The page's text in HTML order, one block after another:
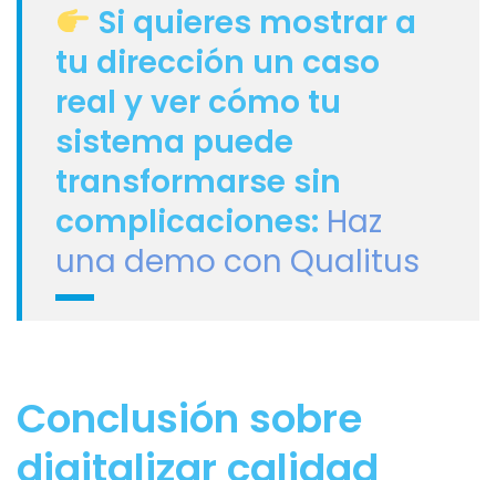
Si quieres mostrar a
tu dirección un caso
real y ver cómo tu
sistema puede
transformarse sin
complicaciones: Haz
una demo con Qualitus
Conclusión sobre
digitalizar calidad